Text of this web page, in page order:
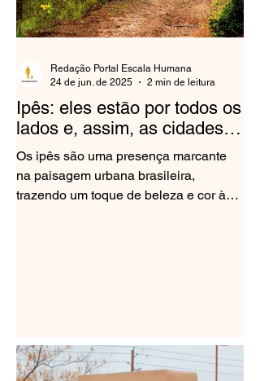
Ipês: eles estão por todos os
lados e, assim, as cidades
vão ficando mais coloridas
Os ipês são uma presença marcante
na paisagem urbana brasileira,
trazendo um toque de beleza e cor às
Redação Portal Escala Humana
24 de jun. de 2025
2 min de leitura